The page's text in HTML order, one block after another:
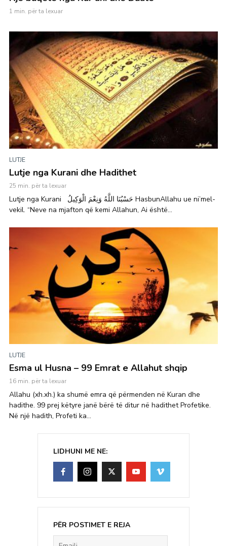
1 min. për ta lexuar
LUTJE
Lutje nga Kurani dhe Hadithet
25 min. për ta lexuar
Lutje nga Kurani حَسْبُنَا اللَّهُ وَنِعْمَ الْوَكِيلُ HasbunAllahu ue ni’mel-
vekil. “Neve na mjafton që kemi Allahun, Ai është...
LUTJE
Esma ul Husna – 99 Emrat e Allahut shqip
16 min. për ta lexuar
Allahu (xh.xh.) ka shumë emra që përmenden në Kuran dhe
hadithe. 99 prej këtyre janë bërë të ditur në hadithet Profetike.
Në një hadith, Profeti ka...
LIDHUNI ME NE:
PËR POSTIMET E REJA